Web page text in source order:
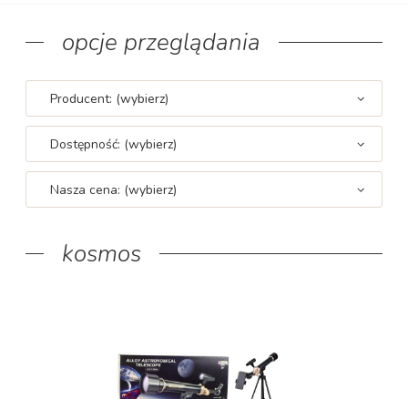
opcje przeglądania
Producent: (wybierz)
Dostępność: (wybierz)
Nasza cena: (wybierz)
kosmos